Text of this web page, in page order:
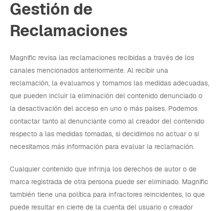
Gestión de
Reclamaciones
Magnific revisa las reclamaciones recibidas a través de los
canales mencionados anteriormente. Al recibir una
reclamación, la evaluamos y tomamos las medidas adecuadas,
que pueden incluir la eliminación del contenido denunciado o
la desactivación del acceso en uno o más países. Podemos
contactar tanto al denunciante como al creador del contenido
respecto a las medidas tomadas, si decidimos no actuar o si
necesitamos más información para evaluar la reclamación.
Cualquier contenido que infrinja los derechos de autor o de
marca registrada de otra persona puede ser eliminado. Magnific
también tiene una política para infractores reincidentes, lo que
puede resultar en cierre de la cuenta del usuario o creador